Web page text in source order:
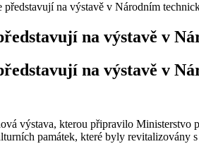
na výstavě v Národním
na výstavě v
na výstavě v
výstava, kterou připravilo
památek, které byly